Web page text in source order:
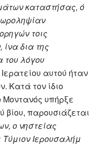
καταστήσας, ό
τοις
ίνα δια της
του λόγου
αυτού ήταν
Κατά τον ίδιο
Μοντανός υπήρξε
βίου, παρουσιάζεται
ο νηστείας
Ιερουσαλήμ